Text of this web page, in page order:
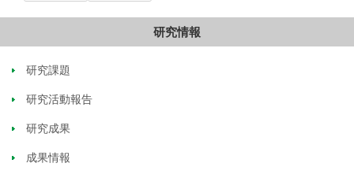
研究情報
研究課題
研究活動報告
研究成果
成果情報